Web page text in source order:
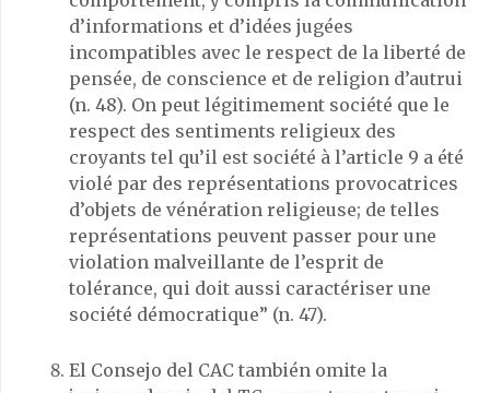
d’informations et d’idées jugées
incompatibles avec le respect de la liberté de
pensée, de conscience et de religion d’autrui
(n. 48). On peut légitimement société que le
respect des sentiments religieux des
croyants tel qu’il est société à l’article 9 a été
violé par des représentations provocatrices
d’objets de vénération religieuse; de telles
représentations peuvent passer pour une
violation malveillante de l’esprit de
tolérance, qui doit aussi caractériser une
société démocratique” (n. 47).
El Consejo del CAC también omite la